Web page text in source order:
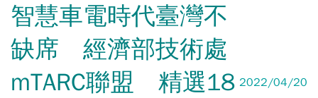
智慧車電時代臺灣不
缺席 經濟部技術處
mTARC聯盟 精選18 2022/04/20